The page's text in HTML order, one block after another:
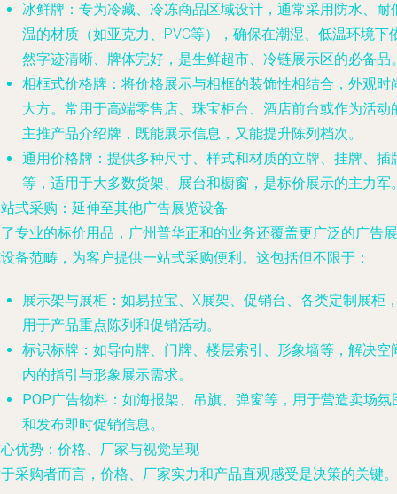
冰鲜牌 ：专为冷藏、冷冻商品区域设计，通常采用防水、耐
温的材质（如亚克力、PVC等），确保在潮湿、低温环境下
然字迹清晰、牌体完好，是生鲜超市、冷链展示区的必备品
相框式价格牌 ：将价格展示与相框的装饰性相结合，外观时
大方。常用于高端零售店、珠宝柜台、酒店前台或作为活动
主推产品介绍牌，既能展示信息，又能提升陈列档次。
通用价格牌 ：提供多种尺寸、样式和材质的立牌、挂牌、插
等，适用于大多数货架、展台和橱窗，是标价展示的主力军
式采购：延伸至其他广告展览设备
专业的标价用品，广州普华正和的业务还覆盖更广泛的广告展
备范畴，为客户提供一站式采购便利。这包括但不限于：
展示架与展柜 ：如易拉宝、X展架、促销台、各类定制展柜
用于产品重点陈列和促销活动。
标识标牌 ：如导向牌、门牌、楼层索引、形象墙等，解决空
内的指引与形象展示需求。
POP广告物料 ：如海报架、吊旗、弹窗等，用于营造卖场氛
和发布即时促销信息。
优势：价格、厂家与视觉呈现
采购者而言，价格、厂家实力和产品直观感受是决策的关键。